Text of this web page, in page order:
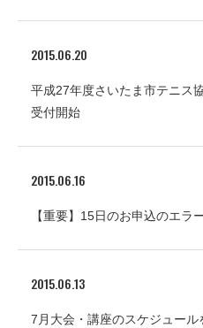
2015.06.20
平成27年度さいたま市テニス
受付開始
2015.06.16
【重要】15日のお申込のエラ
2015.06.13
7月大会・講座のスケジュール